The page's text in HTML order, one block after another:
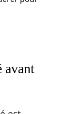
avant